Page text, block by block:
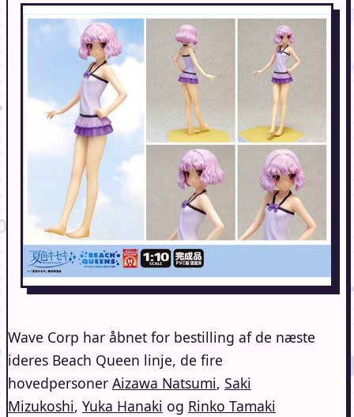
Wave Corp har åbnet for bestilling af de næste
ideres Beach Queen linje, de fire
hovedpersoner Aizawa Natsumi, Saki
Mizukoshi, Yuka Hanaki og Rinko Tamaki